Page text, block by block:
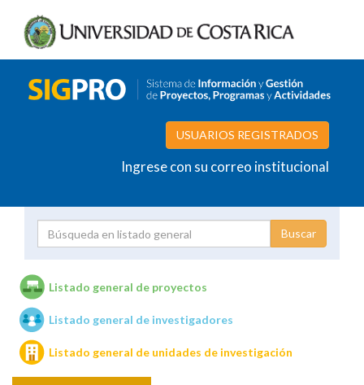
USUARIOS REGISTRADOS
Ingrese con su correo institucional
Unidades de investigación
Listado general de proyectos
Listado general de investigadores
Listado general de unidades de investigación